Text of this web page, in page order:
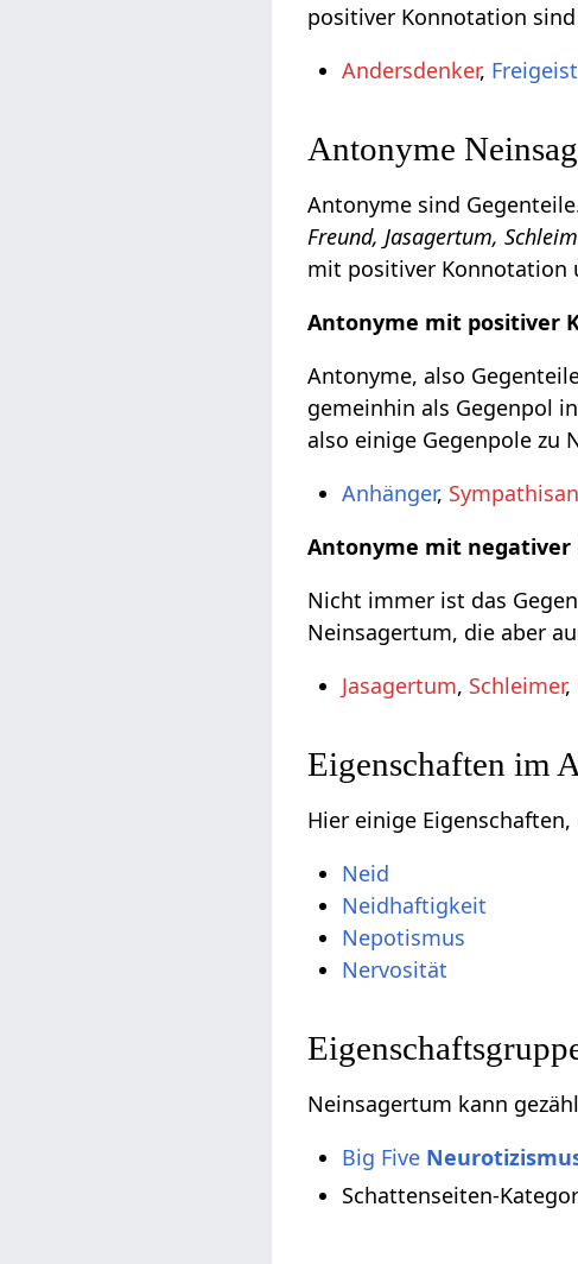
positiver Konnotation
Andersdenker, Freigeist
Antonyme
Antonyme sind
Freund, Jasagertum,
mit positiver Konnotation
Antonyme mit positiver
Antonyme, also
gemeinhin als Gegenpol
also einige Gegenpole zu
Anhänger,
Antonyme mit negativer
Nicht immer ist das
Neinsagertum, die aber
Jasagertum, Schleimer,
Eigenschaften im
Hier einige
Neid
Neidhaftigkeit
Nepotismus
Nervosität
Neinsagertum kann
Big Five
Schattenseiten-